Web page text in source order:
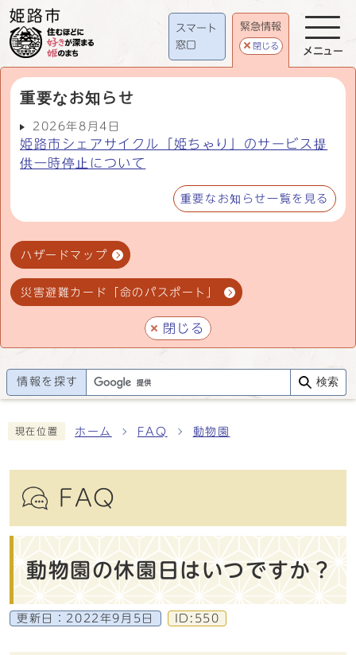
スマート
窓口
緊急情報
閉じる
重要なお知らせ
2026年8月4日
姫路市シェアサイクル「姫ちゃり」のサービス提
供一時停止について
重要なお知らせ一覧を見る
ハザードマップ
災害避難カード「命のパスポート」
閉じる
メニュー
情報を探す 検索
現在位置 ホーム FAQ 動物園
FAQ
動物園の休園日はいつですか？
更新日： 2022年9月5日 ID:550